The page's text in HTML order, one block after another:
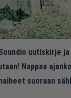
uutiskirje
Nappaa
suoraan